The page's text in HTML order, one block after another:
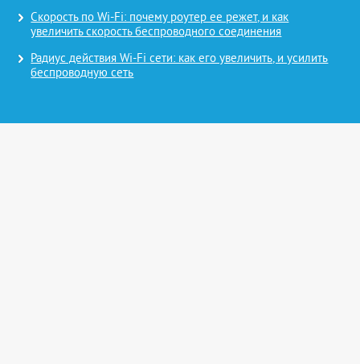
Скорость по Wi-Fi: почему роутер ее режет, и как
увеличить скорость беспроводного соединения
Радиус действия Wi-Fi сети: как его увеличить, и усилить
беспроводную сеть